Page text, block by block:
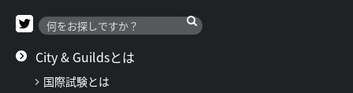
City & Guildsとは
国際試験とは